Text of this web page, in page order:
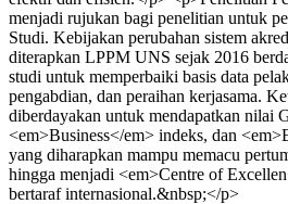
menjadi rujukan bagi penelitian untuk
Studi. Kebijakan perubahan sistem
diterapkan LPPM UNS sejak 2016
studi untuk memperbaiki basis data
pengabdian, dan peraihan kerjasama.
diberdayakan untuk mendapatkan nilai
<em>Business</em> indeks, dan
yang diharapkan mampu memacu
hingga menjadi <em>Centre of
bertaraf internasional.&nbsp;</p>